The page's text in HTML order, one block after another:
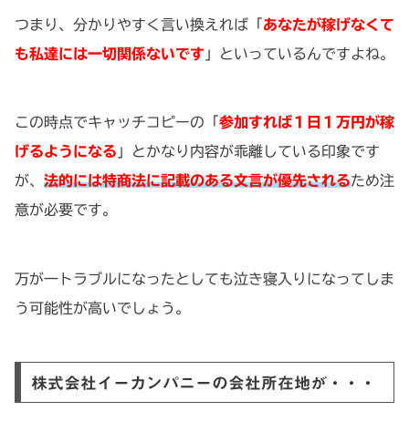
つまり、分かりやすく言い換えれば「 あなたが稼げなくて
も私達には一切関係ないです 」といっているんですよね。
この時点でキャッチコピーの「 参加すれば１日１万円が稼
げるようになる 」とかなり内容が乖離している印象です
が、 法的には特商法に記載のある文言が優先されるため注
意が必要です。
万が一トラブルになったとしても泣き寝入りになってしま
う可能性が高いでしょう。
株式会社イーカンパニーの会社所在地が・・・